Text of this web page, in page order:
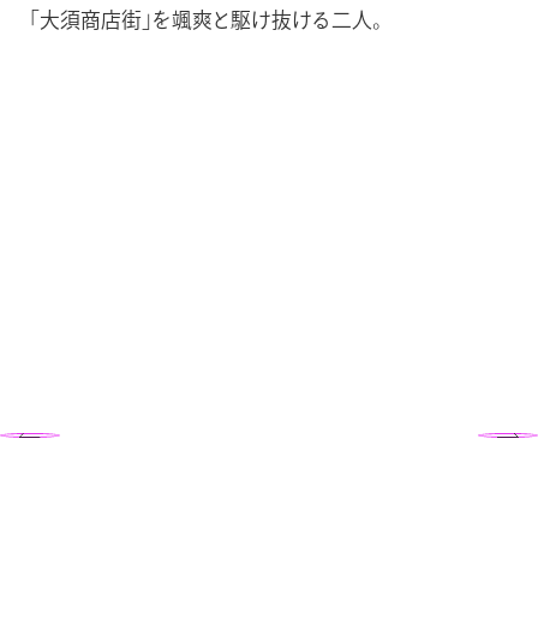
「大須商店街」を颯爽と駆け抜ける二人。